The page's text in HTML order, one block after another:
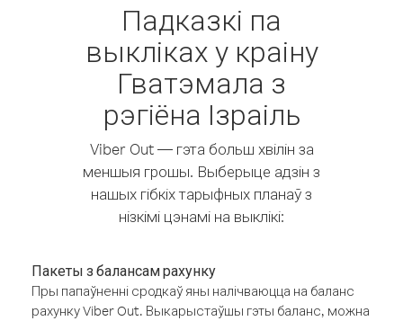
Падказкі па
выкліках у краіну
Гватэмала з
рэгіёна Ізраіль
Viber Out — гэта больш хвілін за
меншыя грошы. Выберыце адзін з
нашых гібкіх тарыфных планаў з
нізкімі цэнамі на выклікі:
Пакеты з балансам рахунку
Пры папаўненні сродкаў яны налічваюцца на баланс
рахунку Viber Out. Выкарыстаўшы гэты баланс, можна